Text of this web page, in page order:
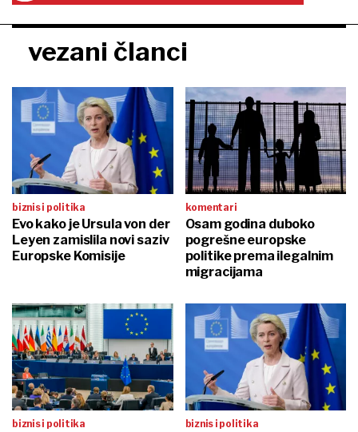
vezani članci
biznis i politika
Evo kako je Ursula von der
Leyen zamislila novi saziv
Europske Komisije
komentari
Osam godina duboko
pogrešne europske
politike prema ilegalnim
migracijama
biznis i politika biznis i politika